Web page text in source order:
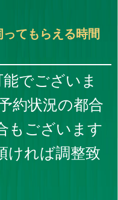
てもらえる時間
でございま
約状況の都合
もございます
ければ調整致